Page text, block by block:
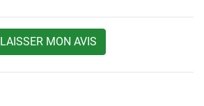
LAISSER MON AVIS